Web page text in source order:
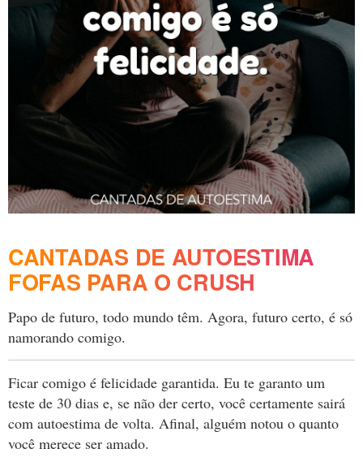
CANTADAS DE AUTOESTIMA
FOFAS PARA O CRUSH
Papo de futuro, todo mundo têm. Agora, futuro certo, é só
namorando comigo.
Ficar comigo é felicidade garantida. Eu te garanto um
teste de 30 dias e, se não der certo, você certamente sairá
com autoestima de volta. Afinal, alguém notou o quanto
você merece ser amado.